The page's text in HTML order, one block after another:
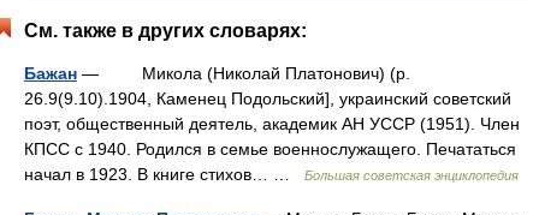
См. также в других словарях:
Бажан — Микола (Николай Платонович) (p.
26.9(9.10).1904, Каменец Подольский], украинский советский
поэт, общественный деятель, академик АН УССР (1951). Член
КПСС с 1940. Родился в семье военнослужащего. Печататься
начал в 1923. В книге стихов… …
Большая советская энциклопедия